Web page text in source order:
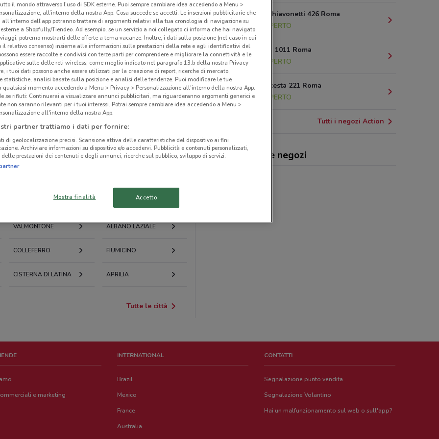
FRASCATI
VALMONTONE ALBANO LAZIALE
COLLEFERRO FIUMICINO
CISTERNA DI LATINA APRILIA
Tutte le città
Via Luigi Schiavonetti 426 Roma
17.9 km
APERTO
Via Casilina 1011 Roma
18.3 km
APERTO
Via R. Malatesta 221 Roma
20.6 km
APERTO
Tutti i negozi Action
Action, offerte e negozi
e marketing
INTERNATIONAL
Brazil
Mexico
France
Australia
CONTATTI
Segnalazione punto vendita
Segnalazione Volantino
Hai un malfunzionamento sul web o sull'app?
il mondo attraverso l’uso di SDK esterne. Puoi sempre cambiare idea accedendo a Menu >
all’interno della nostra App. Cosa succede se accetti: Le inserzioni pubblicitarie che
all'interno dell’app potranno trattare di argomenti relativi alla tua cronologia di navigazione su
a Shopfully/Tiendeo. Ad esempio, se un servizio a noi collegato ci informa che hai navigato
potremo mostrarti delle offerte a tema vacanze. Inoltre, i dati sulla posizione (nel caso in cui
il relativo consenso) insieme alle informazioni sulle prestazioni della rete e agli identificativi del
essere raccolte e condivisi con terze parti per comprendere e migliorare la connettività e le
sulle delle reti wireless, come meglio indicato nel paragrafo 13.b della nostra Privacy
i tuoi dati possono anche essere utilizzati per la creazione di report, ricerche di mercato,
statistiche, analisi basate sulla posizione e analisi delle tendenze. Puoi modificare le tue
qualsiasi momento accedendo a Menu > Privacy > Personalizzazione all'interno della nostra App.
se rifiuti: Continuerai a visualizzare annunci pubblicitari, ma riguarderanno argomenti generici e
non saranno rilevanti per i tuoi interessi. Potrai sempre cambiare idea accedendo a Menu >
all'interno della nostra App.
partner trattiamo i dati per fornire:
di geolocalizzazione precisi. Scansione attiva delle caratteristiche del dispositivo ai fini
Archiviare informazioni su dispositivo e/o accedervi. Pubblicità e contenuti personalizzati,
prestazioni dei contenuti e degli annunci, ricerche sul pubblico, sviluppo di servizi.
Mostra finalità Accetto